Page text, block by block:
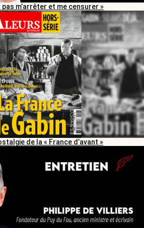
pas m’arrêter et me censurer »
de la « France d’avant »